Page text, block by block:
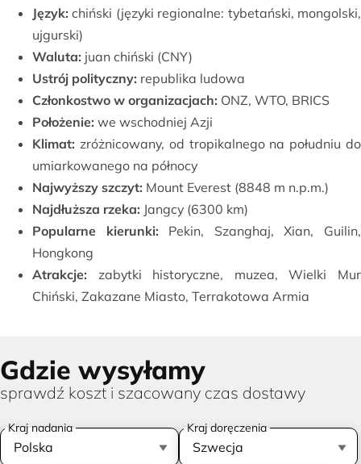
Język: chiński (języki regionalne: tybetański, mongolski,
ujgurski)
Waluta: juan chiński (CNY)
Ustrój polityczny: republika ludowa
Członkostwo w organizacjach: ONZ, WTO, BRICS
Położenie: we wschodniej Azji
Klimat: zróżnicowany, od tropikalnego na południu do
umiarkowanego na północy
Najwyższy szczyt: Mount Everest (8848 m n.p.m.)
Najdłuższa rzeka: Jangcy (6300 km)
Popularne kierunki: Pekin, Szanghaj, Xian, Guilin,
Hongkong
Atrakcje: zabytki historyczne, muzea, Wielki Mur
Chiński, Zakazane Miasto, Terrakotowa Armia
Gdzie wysyłamy
sprawdź koszt i szacowany czas dostawy
Kraj nadania Kraj doręczenia